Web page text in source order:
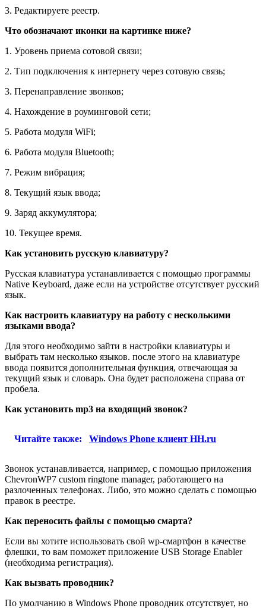
3. Редактируете реестр.
Что обозначают иконки на картинке ниже?
1. Уровень приема сотовой связи;
2. Тип подключения к интернету через сотовую связь;
3. Перенаправление звонков;
4. Нахождение в роуминговой сети;
5. Работа модуля WiFi;
6. Работа модуля Bluetooth;
7. Режим вибрация;
8. Текущий язык ввода;
9. Заряд аккумулятора;
10. Текущее время.
Как установить русскую клавиатуру?
Русская клавиатура устанавливается с помощью программы
Native Keyboard, даже если на устройстве отсутствует русский
язык.
Как настроить клавиатуру на работу с несколькими
языками ввода?
Для этого необходимо зайти в настройки клавиатуры и
выбрать там несколько языков. после этого на клавиатуре
ввода появится дополнительная функция, отвечающая за
текущий язык и словарь. Она будет расположена справа от
пробела.
Как установить mp3 на входящий звонок?
Читайте также: Windows Phone клиент HH.ru
Звонок устанавливается, например, с помощью приложения
ChevronWP7 custom ringtone manager, работающего на
разлоченных телефонах. Либо, это можно сделать с помощью
правок в реестре.
Как переносить файлы с помощью смарта?
Если вы хотите использовать свой wp-смартфон в качестве
флешки, то вам поможет приложение USB Storage Enabler
(необходима регистрация).
Как вызвать проводник?
По умолчанию в Windows Phone проводник отсутствует, но